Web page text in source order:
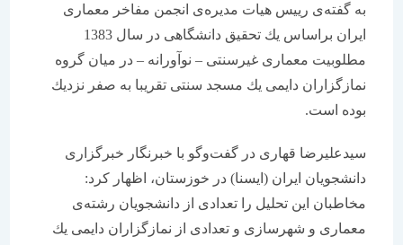
به گفته‌ی رییس هیات مدیره‌ی انجمن مفاخر معماری
ایران براساس یك تحقیق دانشگاهی در سال 1383
مطلوبیت معماری غیرسنتی – نوآورانه – در میان گروه
نمازگزاران دایمی یك مسجد سنتی تقریبا به صفر نزدیك
بوده است.
سیدعلیرضا قهاری در گفت‌وگو با خبرنگار خبرگزاری
دانشجویان ایران (ایسنا) در خوزستان، اظهار كرد:
مخاطبان این تحلیل را تعدادی از دانشجویان رشته‌ی
معماری و شهرسازی و تعدادی از نمازگزاران دایمی یك